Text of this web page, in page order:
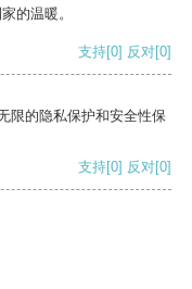
的温暖。
支持[0] 反对[0]
限的隐私保护和安全性保
支持[0] 反对[0]